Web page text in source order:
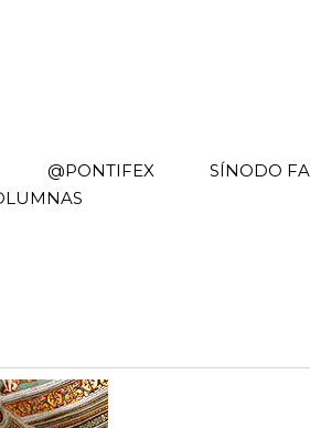
@PONTIFEX
SÍNODO